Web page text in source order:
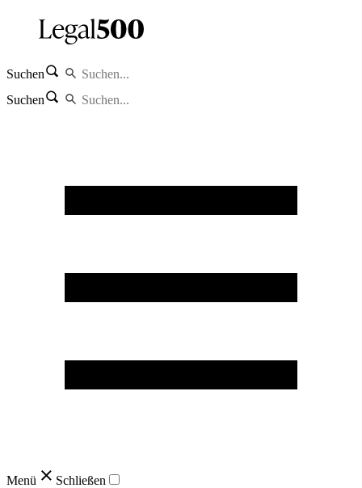
Suchen
Suchen
Menü Schließen